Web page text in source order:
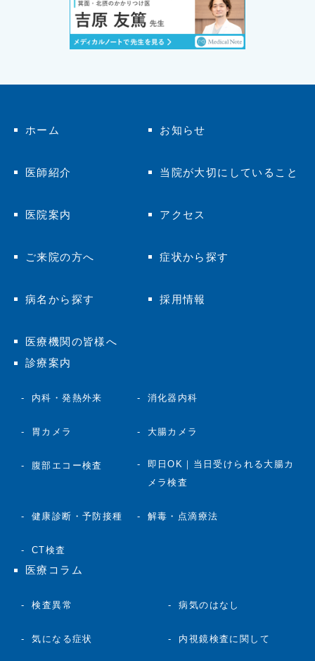
ホーム お知らせ
医師紹介 当院が大切にしていること
医院案内 アクセス
ご来院の方へ 症状から探す
病名から探す 採用情報
医療機関の皆様へ
診療案内
内科・発熱外来 消化器内科
胃カメラ 大腸カメラ
腹部エコー検査
即日OK｜当日受けられる大腸カ
メラ検査
健康診断・予防接種 解毒・点滴療法
CT検査
医療コラム
検査異常 病気のはなし
気になる症状 内視鏡検査に関して